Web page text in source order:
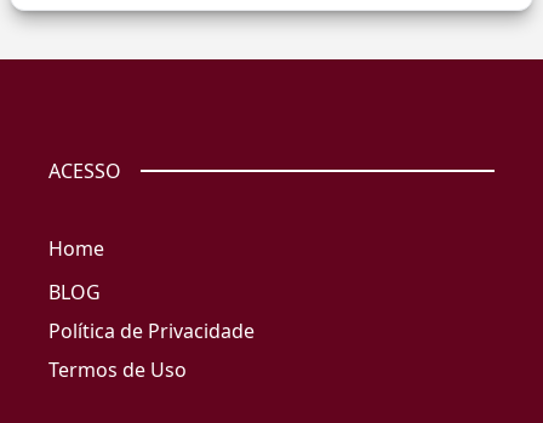
ACESSO
Home
BLOG
Política de Privacidade
Termos de Uso